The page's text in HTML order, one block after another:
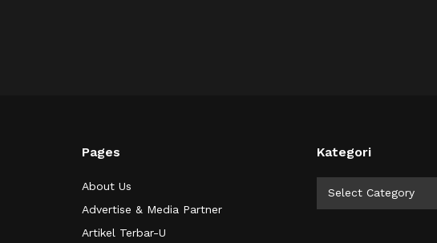
Pages
About Us
Advertise & Media Partner
Artikel Terbar-U
Kategori
Select Category